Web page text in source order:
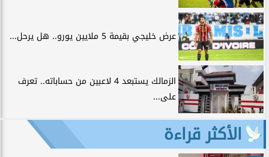
عرض خليجي بقيمة 5 ملايين يورو.. هل يرحل...
الزمالك يستبعد 4 لاعبين من حساباته.. تعرف
على...
الأكثر قراءة